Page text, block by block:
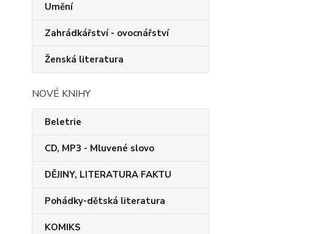
Umění
Zahrádkářství - ovocnářství
Ženská literatura
NOVÉ KNIHY
Beletrie
CD, MP3 - Mluvené slovo
DĚJINY, LITERATURA FAKTU
Pohádky-dětská literatura
KOMIKS